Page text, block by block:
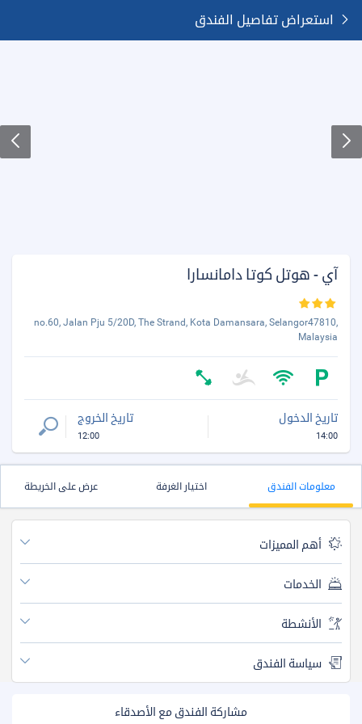
استعراض تفاصيل الفندق
آي - هوتل كوتا دامانسارا
no.60, Jalan Pju 5/20D, The Strand, Kota Damansara, Selangor47810,
Malaysia
تاريخ الدخول
14:00
تاريخ الخروج
12:00
معلومات الفندق اختيار الغرفة عرض على الخريطة
أهم المميزات
الخدمات
الأنشطة
سياسة الفندق
مشاركة الفندق مع الأصدقاء